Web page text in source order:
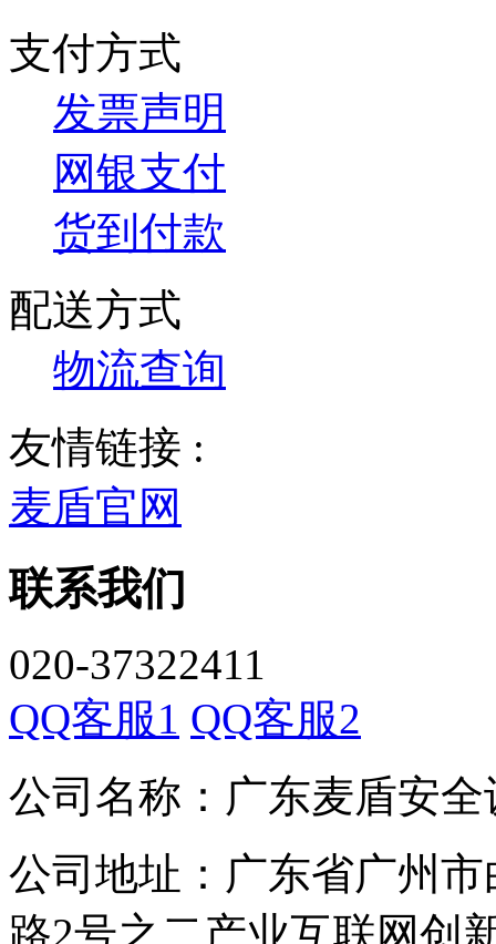
支付方式
发票声明
网银支付
货到付款
配送方式
物流查询
友情链接 :
麦盾官网
联系我们
020-37322411
QQ客服1 QQ客服2
公司名称：广东麦盾安
公司地址：广东省广州
路2号之二产业互联网创